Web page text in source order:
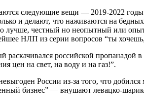
следующие вещи — 2019-2022
и делают, что наживаются на
лучше, честный но неопытный или
НЛП из серии вопросов “ты
российской
цен на свет, на воду и на газ!”.
России из-за того, что
бизнес” — внушают левацко-